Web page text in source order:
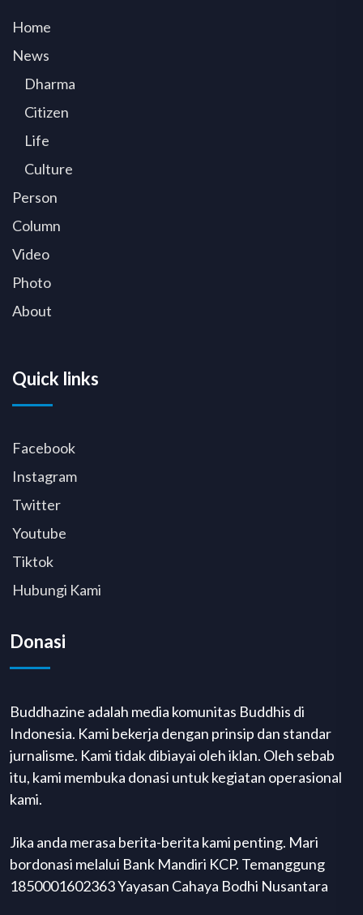
Home
News
Dharma
Citizen
Life
Culture
Person
Column
Video
Photo
About
Quick links
Facebook
Instagram
Twitter
Youtube
Tiktok
Hubungi Kami
Donasi
Buddhazine adalah media komunitas Buddhis di
Indonesia. Kami bekerja dengan prinsip dan standar
jurnalisme. Kami tidak dibiayai oleh iklan. Oleh sebab
itu, kami membuka donasi untuk kegiatan operasional
kami.
Jika anda merasa berita-berita kami penting. Mari
bordonasi melalui Bank Mandiri KCP. Temanggung
1850001602363 Yayasan Cahaya Bodhi Nusantara